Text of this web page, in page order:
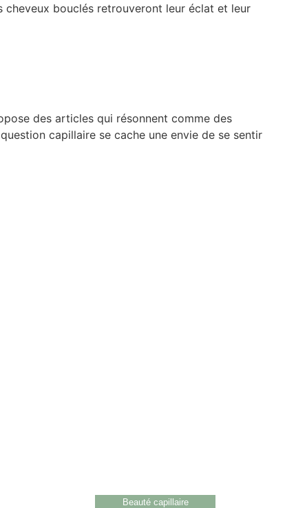
cheveux bouclés retrouveront leur éclat et leur
des articles qui résonnent comme des
capillaire se cache une envie de se sentir
Beauté capillaire